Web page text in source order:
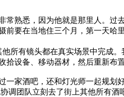
熟悉，因为他就是那里人。
前要在当地住三个月，第一天
有镜头都在真实场景中完成。
设备、移动器材，然后重新布置
家酒吧，还和灯光师一起规
团队立刻去了街上其他所有